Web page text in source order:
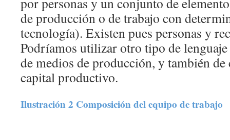
de producción o de trabajo con
tecnología). Existen pues personas y
Podríamos utilizar otro tipo de
de medios de producción, y también
capital productivo.
Ilustración 2 Composición del equipo de trabajo